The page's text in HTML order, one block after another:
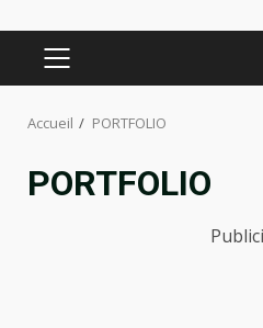
MENU
PRINCIPAL
Accueil PORTFOLIO
PORTFOLIO